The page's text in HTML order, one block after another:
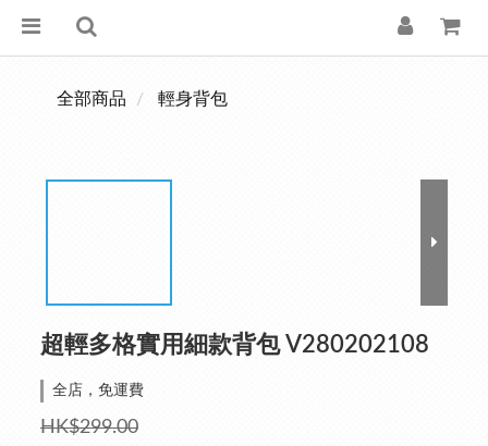
全部商品 輕身背包
超輕多格實用細款背包 V280202108
全店，免運費
HK$299.00